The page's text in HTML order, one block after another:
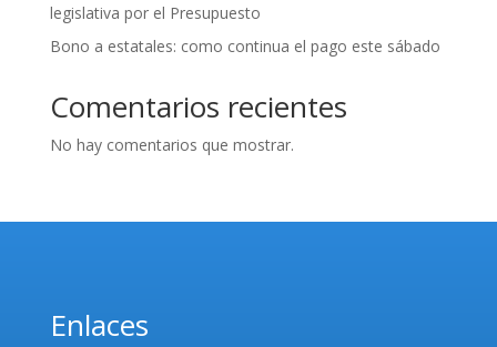
legislativa por el Presupuesto
Bono a estatales: como continua el pago este sábado
Comentarios recientes
No hay comentarios que mostrar.
Enlaces